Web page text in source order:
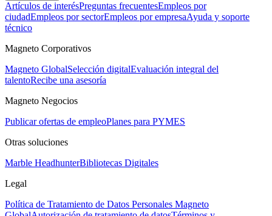
Artículos de interésPreguntas frecuentesEmpleos por
ciudadEmpleos por sectorEmpleos por empresaAyuda y soporte
técnico
Magneto Corporativos
Magneto GlobalSelección digitalEvaluación integral del
talentoRecibe una asesoría
Magneto Negocios
Publicar ofertas de empleoPlanes para PYMES
Otras soluciones
Marble HeadhunterBibliotecas Digitales
Legal
Política de Tratamiento de Datos Personales Magneto